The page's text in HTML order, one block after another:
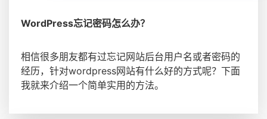
WordPress忘记密码怎么办？
相信很多朋友都有过忘记网站后台用户名或者密码的
经历，针对wordpress网站有什么好的方式呢？下面
我就来介绍一个简单实用的方法。